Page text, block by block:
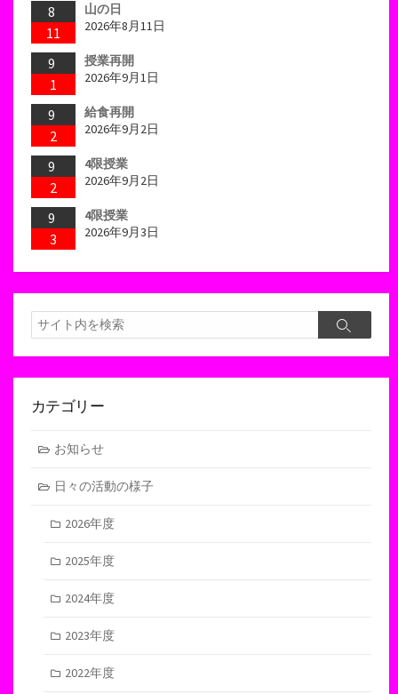
8
11
山の日
2026年8月11日
9
1
授業再開
2026年9月1日
9
2
給食再開
2026年9月2日
9
2
4限授業
2026年9月2日
9
3
4限授業
2026年9月3日
検
索
検
カテゴリー
お知らせ
日々の活動の様子
2026年度
2025年度
2024年度
2023年度
2022年度